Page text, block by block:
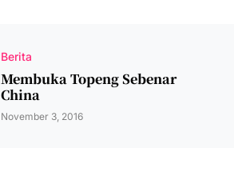
Berita
Membuka Topeng Sebenar
China
November 3, 2016